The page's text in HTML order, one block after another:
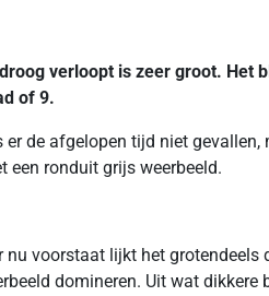
verloopt is zeer groot.
of 9.
de afgelopen tijd niet
een ronduit grijs weerbeeld.
voorstaat lijkt het
domineren. Uit wat